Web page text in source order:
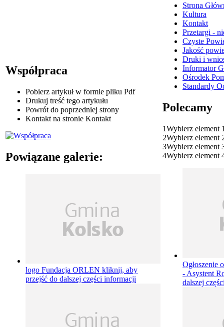
Współpraca
Pobierz artykuł w formie pliku Pdf
Drukuj treść tego artykułu
Powrót do poprzedniej strony
Kontakt na stronie Kontakt
Powiązane galerie:
logo Fundacja ORLEN kliknij, aby
przejść do dalszej części informacji
Strona
Kultura
Kontakt
Przetargi -
Czyste
Jakość
Druki i
Informator
Ośrodek
Standardy
Polecamy
1Wybierz element
2Wybierz element
3Wybierz element
4Wybierz element
Ogłoszenie
- Asystent
dalszej